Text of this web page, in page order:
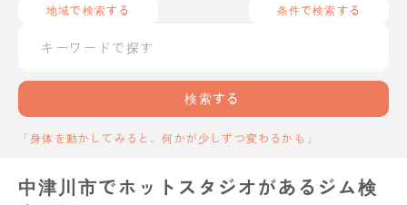
地域で検索する 条件で検索する
検索する
「身体を動かしてみると、何かが少しずつ変わるかも」
中津川市でホットスタジオがあるジム検